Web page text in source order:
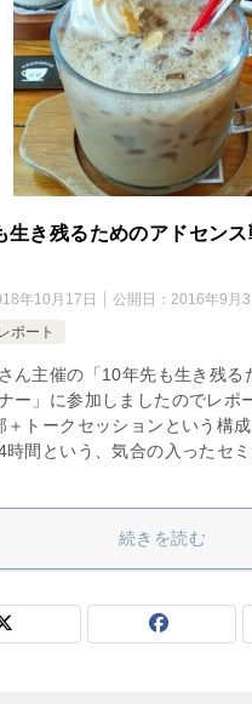
生き残るためのアドセン
年10月17日 公開日： 2016年9月3
ポート
ん主催の「10年先も生き残る
ー」に参加しましたのでレポ
＋トークセッションという構
時間という、気合の入ったセ
続きを読む